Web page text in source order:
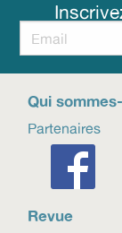
Qui
Partenaires
Revue